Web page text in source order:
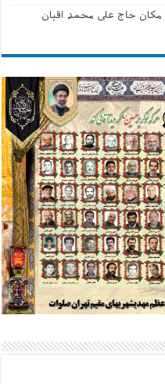
حاج علی محمد اقیان